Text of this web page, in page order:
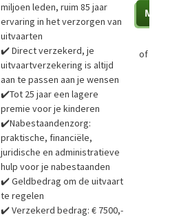
miljoen leden, ruim 85 jaar
ervaring in het verzorgen van
uitvaarten
✔️ Direct verzekerd, je
uitvaartverzekering is altijd
aan te passen aan je wensen
✔️Tot 25 jaar een lagere
premie voor je kinderen
✔️Nabestaandenzorg:
praktische, financiële,
juridische en administratieve
hulp voor je nabestaanden
✔️ Geldbedrag om de uitvaart
te regelen
✔️ Verzekerd bedrag: € 7500,-
of